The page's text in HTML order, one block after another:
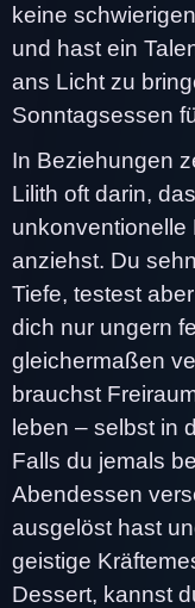
keine
und hast ein
ans Licht zu
Sonntagsessen
In Beziehungen
Lilith oft darin,
unkonventionelle
anziehst. Du
Tiefe, testest
dich nur ungern
gleichermaßen
brauchst
leben – selbst in
Falls du jemals
Abendessen
ausgelöst hast
geistige
Dessert, kannst